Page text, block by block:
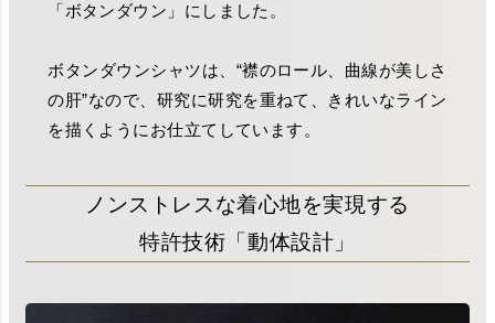
「ボタンダウン」にしました。
ボタンダウンシャツは、“襟のロール、曲線が美しさ
の肝”なので、研究に研究を重ねて、きれいなライン
を描くようにお仕立てしています。
ノンストレスな着心地を実現する
特許技術「動体設計」